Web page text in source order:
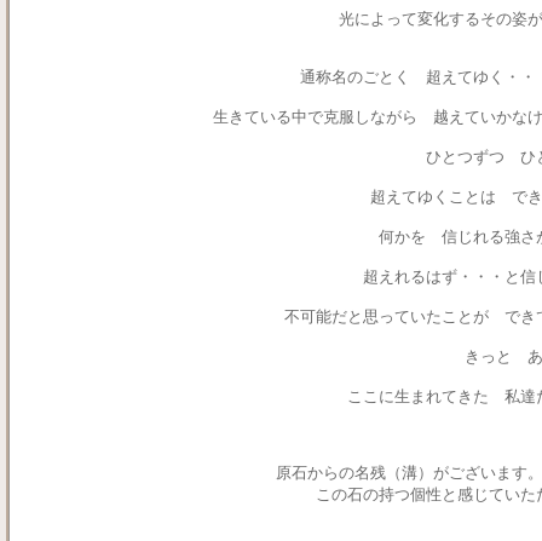
光によって変化するその姿
通称名のごとく 超えてゆく・・
生きている中で克服しながら 越えていかな
ひとつずつ
超えてゆくことは で
何かを 信じれる強
超えれるはず・・・と
不可能だと思っていたことが で
きっと
ここに生まれてきた 私達
原石からの名残（溝）がございます
この石の持つ個性と感じてい